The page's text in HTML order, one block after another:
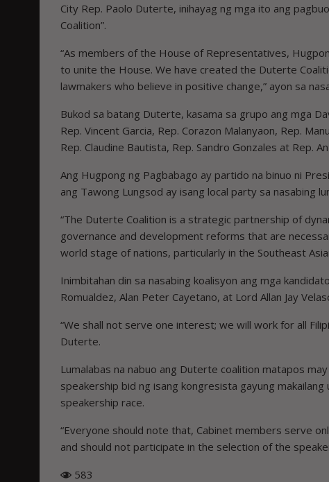
City Rep. Paolo Duterte, inihayag ng mga ito ang
Coalition”.
“As members of the House of Representatives,
to unite the House. We have created the Duterte
lawmakers who believe in positive change,” ayon sa
Bukod sa batang Duterte, kasama sa grupo ang mga
Rep. Vincent Garcia, Rep. Corazon Malanyaon, Rep.
Rep. Claudine Bautista, Rep. Sandro Gonzales at Rep.
Ang Hugpong ng Pagbabago ay partido na binuo ni
ang Tawong Lungsod ay isang local party sa nasabing
“The Duterte Coalition is a strategic partnership of
governance and development reforms that are
world stage of nations, particularly in the Southeast
Inimbitahan din sa nasabing koalisyon ang mga
Romualdez, Alan Peter Cayetano, at Lord Allan Jay
“We shall not serve one interest; we will work for all
Duterte.
Lumalabas na nabuo ang Duterte coalition matapos
speakership bid ng isang kongresista gayung
speakership race.
“Everyone should note that, Cabinet members serve
and should not participate in the selection of the
583